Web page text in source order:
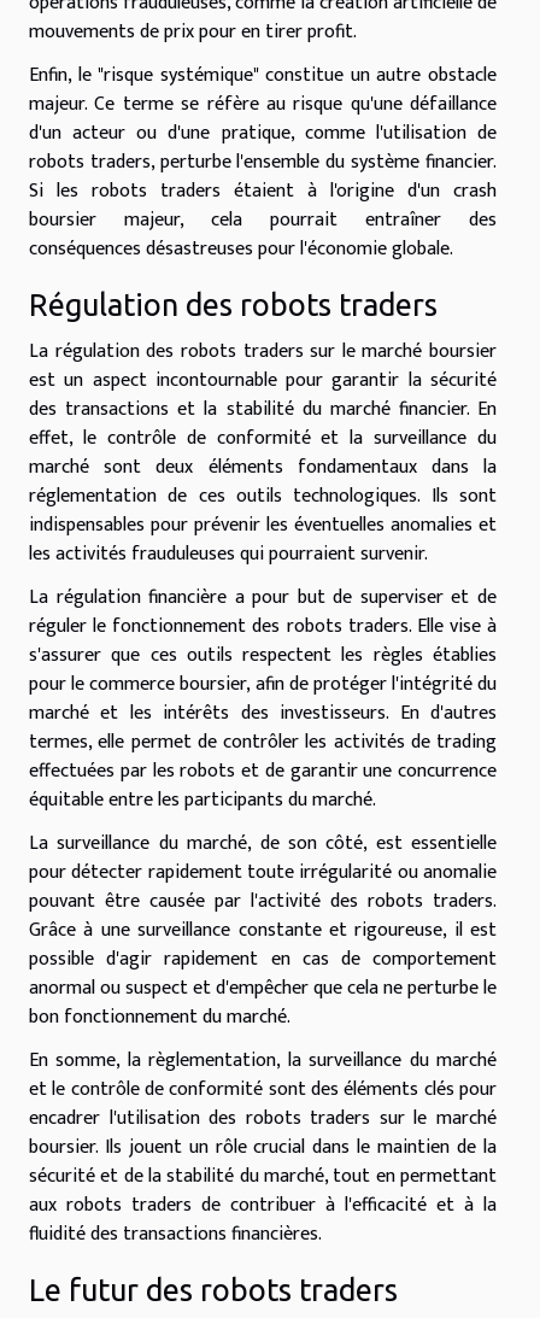
mouvements de prix pour en tirer profit.
Enfin, le "risque systémique" constitue un autre obstacle
majeur. Ce terme se réfère au risque qu'une défaillance
d'un acteur ou d'une pratique, comme l'utilisation de
robots traders, perturbe l'ensemble du système financier.
Si les robots traders étaient à l'origine d'un crash
boursier majeur, cela pourrait entraîner des
conséquences désastreuses pour l'économie globale.
Régulation des robots traders
La régulation des robots traders sur le marché boursier
est un aspect incontournable pour garantir la sécurité
des transactions et la stabilité du marché financier. En
effet, le contrôle de conformité et la surveillance du
marché sont deux éléments fondamentaux dans la
réglementation de ces outils technologiques. Ils sont
indispensables pour prévenir les éventuelles anomalies et
les activités frauduleuses qui pourraient survenir.
La régulation financière a pour but de superviser et de
réguler le fonctionnement des robots traders. Elle vise à
s'assurer que ces outils respectent les règles établies
pour le commerce boursier, afin de protéger l'intégrité du
marché et les intérêts des investisseurs. En d'autres
termes, elle permet de contrôler les activités de trading
effectuées par les robots et de garantir une concurrence
équitable entre les participants du marché.
La surveillance du marché, de son côté, est essentielle
pour détecter rapidement toute irrégularité ou anomalie
pouvant être causée par l'activité des robots traders.
Grâce à une surveillance constante et rigoureuse, il est
possible d'agir rapidement en cas de comportement
anormal ou suspect et d'empêcher que cela ne perturbe le
bon fonctionnement du marché.
En somme, la règlementation, la surveillance du marché
et le contrôle de conformité sont des éléments clés pour
encadrer l'utilisation des robots traders sur le marché
boursier. Ils jouent un rôle crucial dans le maintien de la
sécurité et de la stabilité du marché, tout en permettant
aux robots traders de contribuer à l'efficacité et à la
fluidité des transactions financières.
Le futur des robots traders